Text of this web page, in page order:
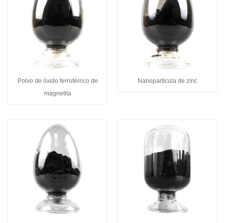
Polvo de óxido ferroférrico de
magnetita
Nanopartícula de zinc